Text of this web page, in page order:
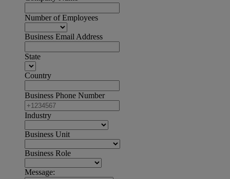
Number of Employees
Business Email Address
State
Country
Business Phone Number
Industry
Business Unit
Business Role
Message: